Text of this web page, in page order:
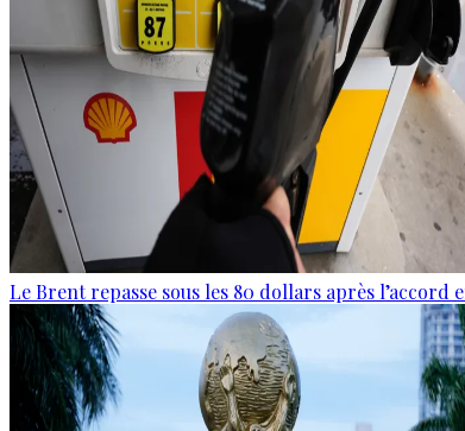
Le Brent repasse sous les 80 dollars après l’accord